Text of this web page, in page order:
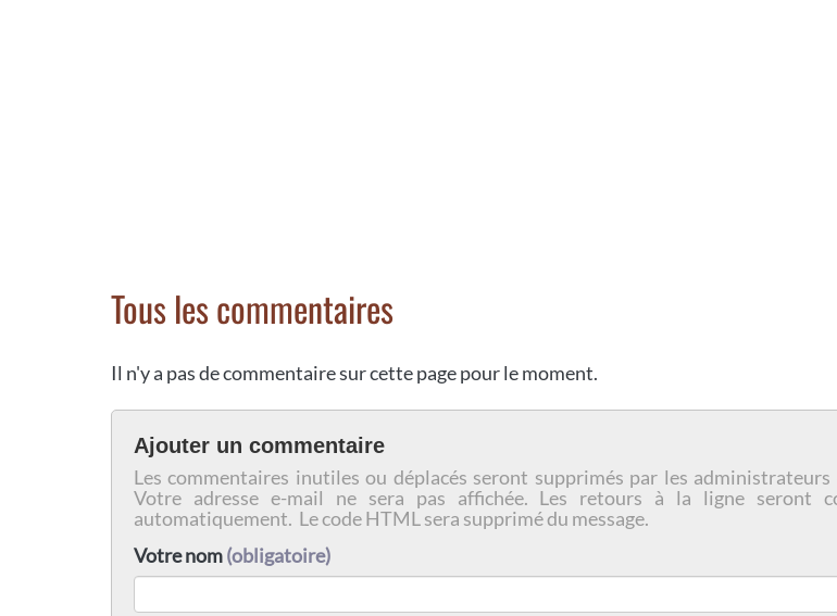
Tous les commentaires
Il n'y a pas de commentaire sur cette page pour le moment.
Ajouter un commentaire
Les commentaires inutiles ou déplacés seront supprimés par les administrateurs
Votre adresse e-mail ne sera pas affichée. Les retours à la ligne seront
automatiquement. Le code HTML sera supprimé du message.
Votre nom(obligatoire)